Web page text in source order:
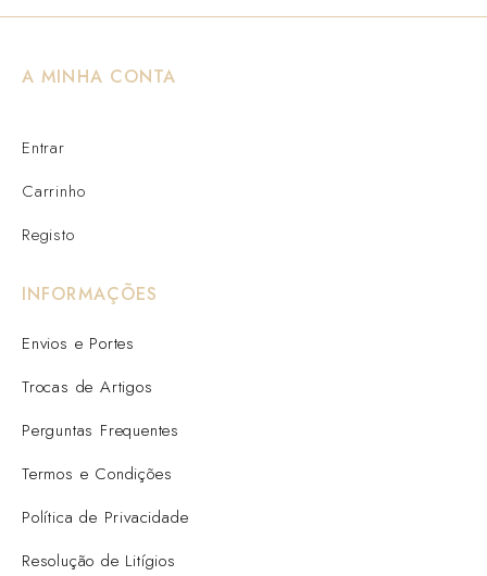
A MINHA CONTA
Entrar
Carrinho
Registo
INFORMAÇÕES
Envios e Portes
Trocas de Artigos
Perguntas Frequentes
Termos e Condições
Política de Privacidade
Resolução de Litígios